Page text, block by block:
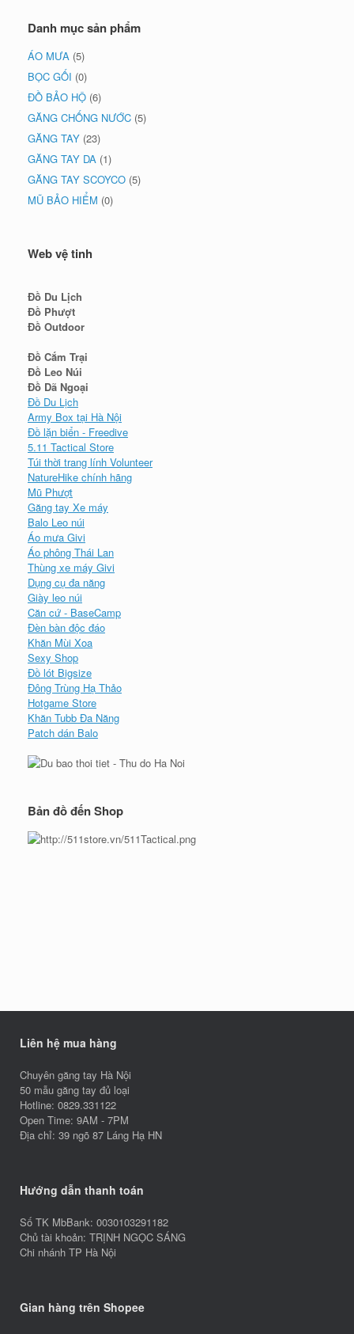
Danh mục sản phẩm
ÁO MƯA (5)
BỌC GỐI (0)
ĐỒ BẢO HỘ (6)
GĂNG CHỐNG NƯỚC (5)
GĂNG TAY (23)
GĂNG TAY DA (1)
GĂNG TAY SCOYCO (5)
MŨ BẢO HIỂM (0)
Web vệ tinh
Đồ Du Lịch
Đồ Phượt
Đồ Outdoor
Đồ Cắm Trại
Đồ Leo Núi
Đồ Dã Ngoại
Đồ Du Lịch
Army Box tại Hà Nội
Đồ lặn biển - Freedive
5.11 Tactical Store
Túi thời trang lính Volunteer
NatureHike chính hãng
Mũ Phượt
Găng tay Xe máy
Balo Leo núi
Áo mưa Givi
Áo phông Thái Lan
Thùng xe máy Givi
Dụng cụ đa năng
Giày leo núi
Căn cứ - BaseCamp
Đèn bàn độc đáo
Khăn Mùi Xoa
Sexy Shop
Đồ lót Bigsize
Đông Trùng Hạ Thảo
Hotgame Store
Khăn Tubb Đa Năng
Patch dán Balo
Bản đồ đến Shop
Liên hệ mua hàng
Chuyên găng tay Hà Nội
50 mẫu găng tay đủ loại
Hotline: 0829.331122
Open Time: 9AM - 7PM
Địa chỉ: 39 ngõ 87 Láng Hạ HN
Hướng dẫn thanh toán
Số TK MbBank: 0030103291182
Chủ tài khoản: TRỊNH NGỌC SÁNG
Chi nhánh TP Hà Nội
Gian hàng trên Shopee